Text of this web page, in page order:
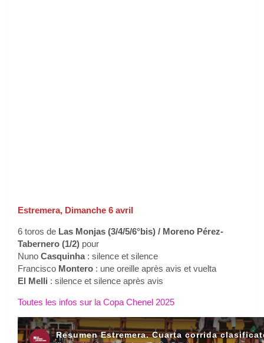
Estremera, Dimanche 6 avril
6 toros de Las Monjas (3/4/5/6°bis) / Moreno Pérez-
Tabernero (1/2) pour
Nuno Casquinha: silence et silence
Francisco Montero : une oreille après avis et vuelta
El Melli : silence et silence après avis
Toutes les infos sur la Copa Chenel 2025